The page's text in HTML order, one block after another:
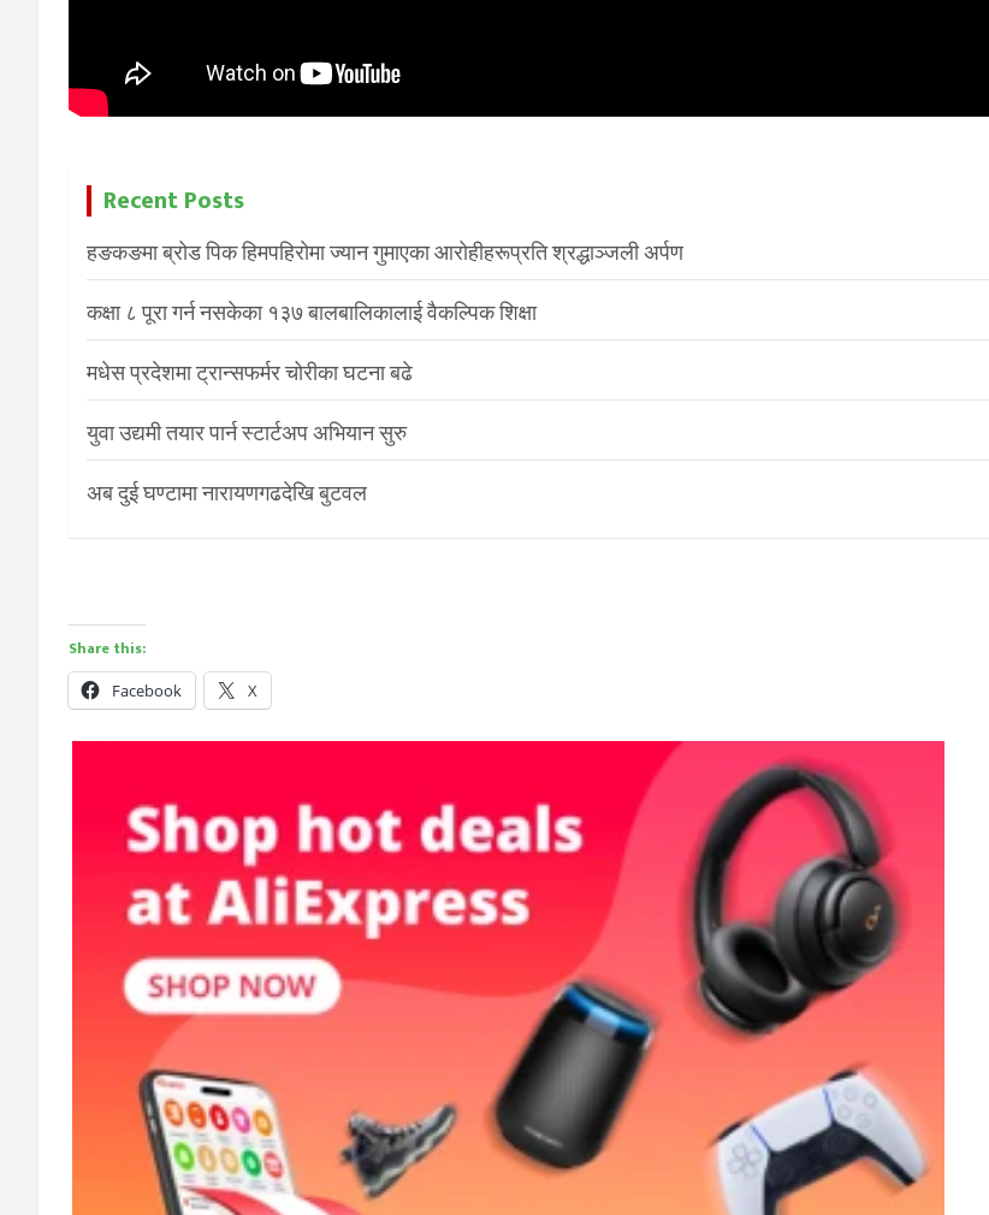
Recent Posts
हङकङमा ब्रोड पिक हिमपहिरोमा ज्यान गुमाएका आरोहीहरूप्रति श्रद्धाञ्जली अर्पण
कक्षा ८ पूरा गर्न नसकेका १३७ बालबालिकालाई वैकल्पिक शिक्षा
मधेस प्रदेशमा ट्रान्सफर्मर चोरीका घटना बढे
युवा उद्यमी तयार पार्न स्टार्टअप अभियान सुरु
अब दुई घण्टामा नारायणगढदेखि बुटवल
Share this:
Facebook X